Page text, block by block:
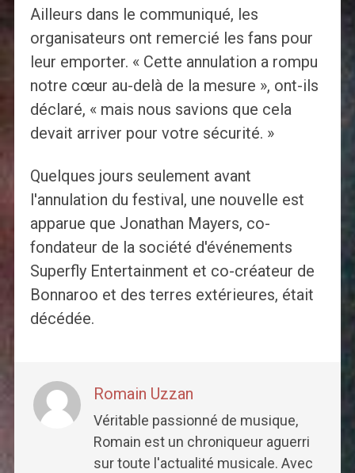
Ailleurs dans le communiqué, les
organisateurs ont remercié les fans pour
leur emporter. « Cette annulation a rompu
notre cœur au-delà de la mesure », ont-ils
déclaré, « mais nous savions que cela
devait arriver pour votre sécurité. »
Quelques jours seulement avant
l'annulation du festival, une nouvelle est
apparue que Jonathan Mayers, co-
fondateur de la société d'événements
Superfly Entertainment et co-créateur de
Bonnaroo et des terres extérieures, était
décédée.
Romain Uzzan
Véritable passionné de musique,
Romain est un chroniqueur aguerri
sur toute l'actualité musicale. Avec